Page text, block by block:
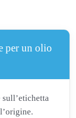
per un olio